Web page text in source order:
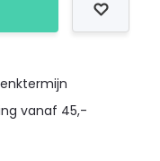
vanaf 45,-